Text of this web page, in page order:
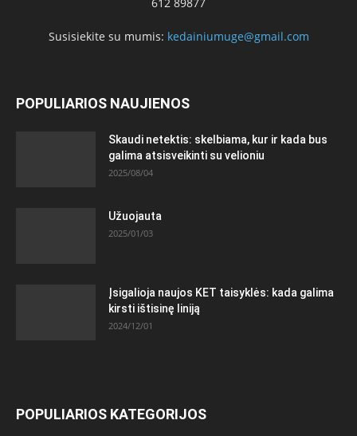
Susisiekite su mumis: kedainiumuge@gmail.com
POPULIARIOS NAUJIENOS
Skaudi netektis: skelbiama, kur ir kada bus
galima atsisveikinti su velioniu
2025/08/04
Užuojauta
2025/01/03
Įsigalioja naujos KET taisyklės: kada galima
kirsti ištisinę liniją
2024/12/01
POPULIARIOS KATEGORIJOS